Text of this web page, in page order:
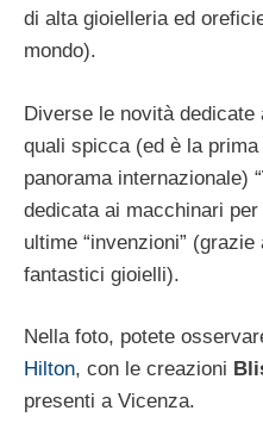
di alta gioielleria ed
mondo).
Diverse le novità
quali spicca (ed è la
panorama internazionale) “
dedicata ai macchinari
ultime “invenzioni”
fantastici gioielli).
Nella foto, potete
Hilton, con le creazioni
presenti a Vicenza.